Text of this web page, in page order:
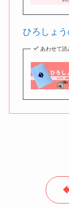
ひろしょ
あわせて読